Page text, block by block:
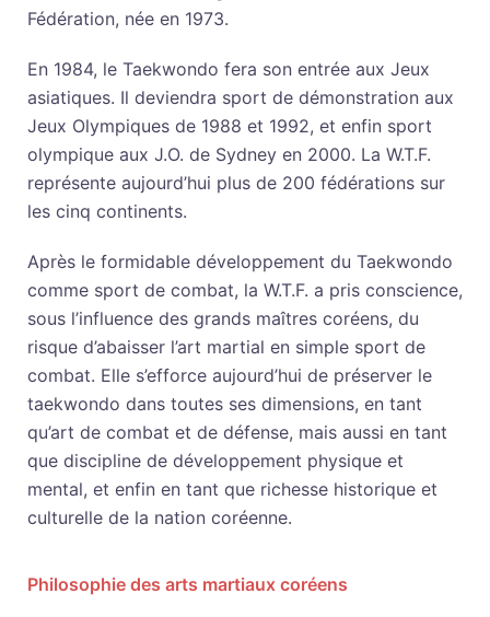
Fédération, née en 1973.
En 1984, le Taekwondo fera son entrée aux Jeux
asiatiques. Il deviendra sport de démonstration aux
Jeux Olympiques de 1988 et 1992, et enfin sport
olympique aux J.O. de Sydney en 2000. La W.T.F.
représente aujourd’hui plus de 200 fédérations sur
les cinq continents.
Après le formidable développement du Taekwondo
comme sport de combat, la W.T.F. a pris conscience,
sous l’influence des grands maîtres coréens, du
risque d’abaisser l’art martial en simple sport de
combat. Elle s’efforce aujourd’hui de préserver le
taekwondo dans toutes ses dimensions, en tant
qu’art de combat et de défense, mais aussi en tant
que discipline de développement physique et
mental, et enfin en tant que richesse historique et
culturelle de la nation coréenne.
Philosophie des arts martiaux coréens